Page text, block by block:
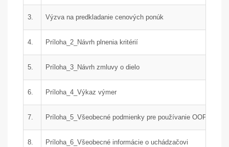
3. Výzva na predkladanie cenových ponúk
4. Príloha_2_Návrh plnenia kritérií
5. Príloha_3_Návrh zmluvy o dielo
6. Príloha_4_Výkaz výmer
7. Príloha_5_Všeobecné podmienky pre používanie OOPP
8. Príloha_6_Všeobecné informácie o uchádzačovi